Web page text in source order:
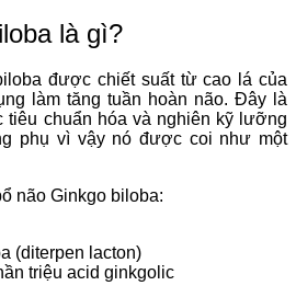
là gì?
được chiết suất từ cao lá của
làm tăng tuần hoàn não. Đây là
chuẩn hóa và nghiên kỹ lưỡng
phụ vì vậy nó được coi như một
não Ginkgo biloba:
(diterpen lacton)
triệu acid ginkgolic